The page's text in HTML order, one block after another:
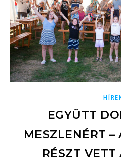
EGYÜTT
MESZLENÉRT –
RÉSZT VETT